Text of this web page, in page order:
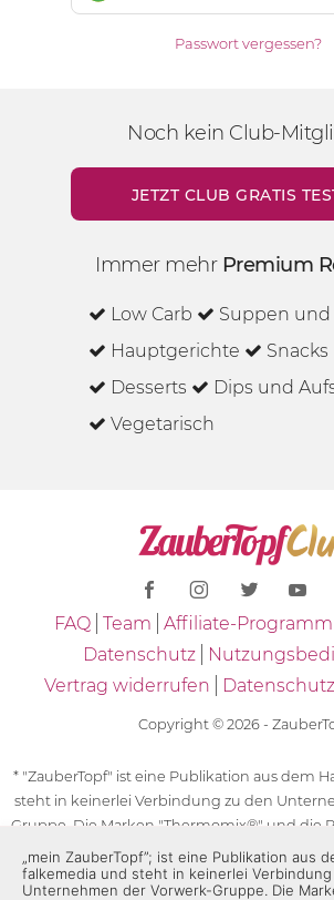
Passwort vergessen?
Noch kein Club-
JETZT CLUB GRATIS
Immer mehr Premium
Low Carb
Suppen
Hauptgerichte
Snacks
Desserts
Dips und
Vegetarisch
FAQ Team Affiliate-Programm
Datenschutz
Vertrag widerrufen
Copyright © 2026 -
* "ZauberTopf" ist eine Publikation aus dem
steht in keinerlei Verbindung zu den
Gruppe. Die Marken "Thermomix®" und die
des "Thermomix®" sind eingetragene
der Vorwerk-Gruppe. Die Marken
„mein ZauberTopf”; ist eine Publikation aus
falkemedia und steht in keinerlei
Unternehmen der Vorwerk-Gruppe. Die